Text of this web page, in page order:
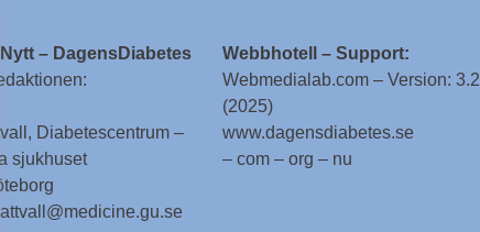
– DagensDiabetes
Diabetescentrum –
sjukhuset
Webbhotell – Support:
Webmedialab.com – Version: 3.2
(2025)
www.dagensdiabetes.se
– com – org – nu